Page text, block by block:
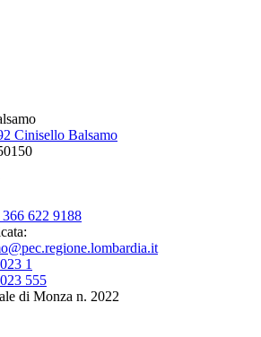
Cinisello Balsamo
622 9188
1
555
di Monza n. 2022